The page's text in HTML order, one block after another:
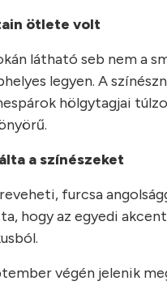
ötlete volt
látható seb nem a
legyen. A
hölgytagjai
a színészeket
furcsa
hogy az egyedi
végén jelenik